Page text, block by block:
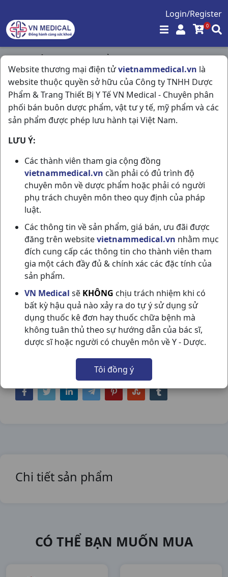
Login/Register
0
Website thương mại điện tửvietnammedical.vn là
website thuộc quyền sở hữu của Công ty TNHH Dược
Phẩm & Trang Thiết Bị Y Tế VN Medical - Chuyên phân
phối bán buôn dược phẩm, vật tư y tế, mỹ phẩm và các
sản phẩm được phép lưu hành tại Việt Nam.
LƯU Ý:
Các thành viên tham gia cộng đồng
vietnammedical.vn cần phải có đủ trình độ
chuyên môn về dược phẩm hoặc phải có người
phụ trách chuyên môn theo quy định của pháp
luật.
Các thông tin về sản phẩm, giá bán, ưu đãi được
đăng trên websitevietnammedical.vn nhằm mục
đích cung cấp các thông tin cho thành viên tham
gia một cách đầy đủ & chính xác các đặc tính của
sản phẩm.
VN Medical sẽ KHÔNG chịu trách nhiệm khi có
bất kỳ hậu quả nào xảy ra do tự ý sử dụng sử
dụng thuốc kê đơn hay thuốc chữa bệnh mà
không tuân thủ theo sự hướng dẫn của bác sĩ,
dược sĩ hoặc người có chuyên môn về Y - Dược.
Tôi đồng ý
Trang chủ / Hóa - Mỹ Phẩm /
Nước Súc Miệng Sea-free C250ml Nam Dược
NƯỚC SÚC MIỆNG SEA-FREE C250ML
NAM DƯỢC
NSX:Nam Dược
Nhóm hàng:
Hóa - Mỹ Phẩm,
Chia sẻ qua mạng xã hội:
Chi tiết sản phẩm
CÓ THỂ BẠN MUỐN MUA